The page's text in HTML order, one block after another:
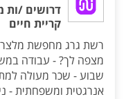
דרושים /ות
קריית חיים
רשת גרג מחפשת
מצפה לך? - עבודה
שבוע - שכר מעולה
אנרגטית ומשפחתית -